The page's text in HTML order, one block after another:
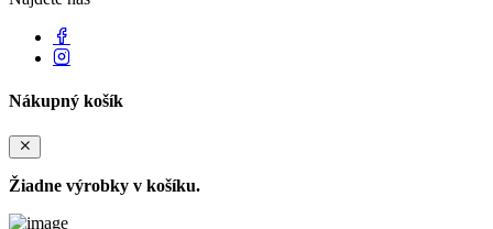
Nákupný košík
Žiadne výrobky v košíku.